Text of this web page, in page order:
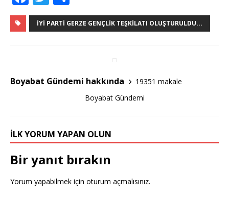
a
c
o
w
it
h
ar
İYI PARTI GERZE GENÇLIK TEŞKILATI OLUŞTURULDU...
Boyabat Gündemi hakkında
19351 makale
Boyabat Gündemi
İLK YORUM YAPAN OLUN
Bir yanıt bırakın
Yorum yapabilmek için oturum açmalısınız.